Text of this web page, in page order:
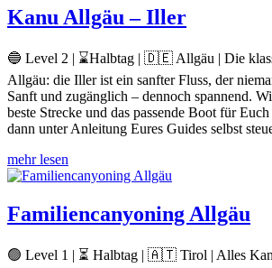
Kanu Allgäu – Iller
🔵 Level 2 | ⌛Halbtag | 🇩🇪 Allgäu | Die
Allgäu: die Iller ist ein sanfter Fluss, der
Sanft und zugänglich – dennoch spannend.
beste Strecke und das passende Boot für
dann unter Anleitung Eures Guides selbst
mehr lesen
Familiencanyoning Allgäu
🟢 Level 1 | ⏳ Halbtag | 🇦🇹 Tirol | Alles